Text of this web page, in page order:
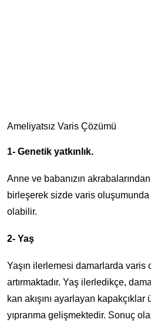
Ameliyatsız Varis Çözümü
1- Genetik yatkınlık.
Anne ve babanızın
birleşerek sizde varis oluşumunda
olabilir.
2- Yaş
Yaşın ilerlemesi damarlarda varis
artırmaktadır. Yaş ilerledikçe,
kan akışını ayarlayan
yıpranma gelişmektedir. Sonuç